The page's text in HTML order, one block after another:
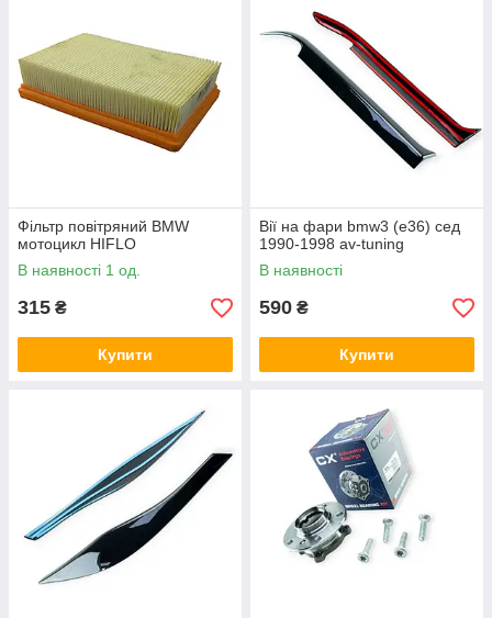
Фільтр повітряний BMW
мотоцикл HIFLO
В наявності 1 од.
315 ₴
Купити
Вії на фари bmw3 (e36) сед
1990-1998 av-tuning
В наявності
590 ₴
Купити